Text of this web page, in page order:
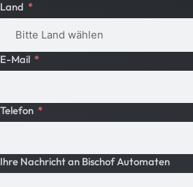
Land
E-Mail
Telefon
Ihre Nachricht an Bischof Automaten